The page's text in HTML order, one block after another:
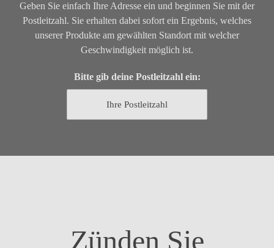
Geben Sie einfach Ihre Adresse ein und beginnen Sie mit der
Postleitzahl. Sie erhalten dabei sofort ein Ergebnis, welches
unserer Produkte am gewählten Standort mit welcher
Geschwindigkeit möglich ist.
Bitte gib deine Postleitzahl ein:
Zünden Sie